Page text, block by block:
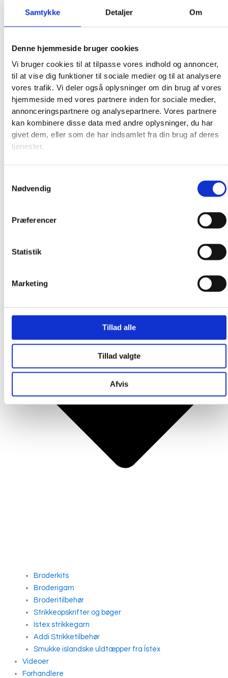
Samtykke Detaljer Om
Denne hjemmeside bruger cookies
Vi bruger cookies til at tilpasse vores indhold og annoncer,
til at vise dig funktioner til sociale medier og til at analysere
vores trafik. Vi deler også oplysninger om din brug af vores
hjemmeside med vores partnere inden for sociale medier,
annonceringspartnere og analysepartnere. Vores partnere
kan kombinere disse data med andre oplysninger, du har
givet dem, eller som de har indsamlet fra din brug af deres
tjenester.
Nødvendig
Præferencer
Statistik
Marketing
Tillad alle
Tillad valgte
Afvis
Broderkits
Broderigarn
Broderitilbehør
Strikkeopskrifter og bøger
Istex strikkegarn
Addi Strikketilbehør
Smukke islandske uldtæpper fra Ístex
Videoer
Forhandlere